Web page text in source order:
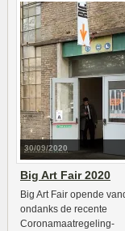
30/09/2020
Big Art Fair 2020
Big Art Fair opende
ondanks de recente
Coronamaatregeling-